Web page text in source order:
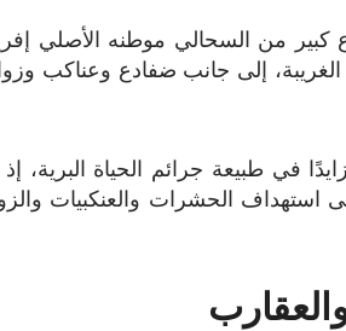
من السحالي موطنه الأصلي
الغريبة، إلى جانب ضفادع وعناكب
في طبيعة جرائم الحياة البرية،
استهداف الحشرات والعنكبيات